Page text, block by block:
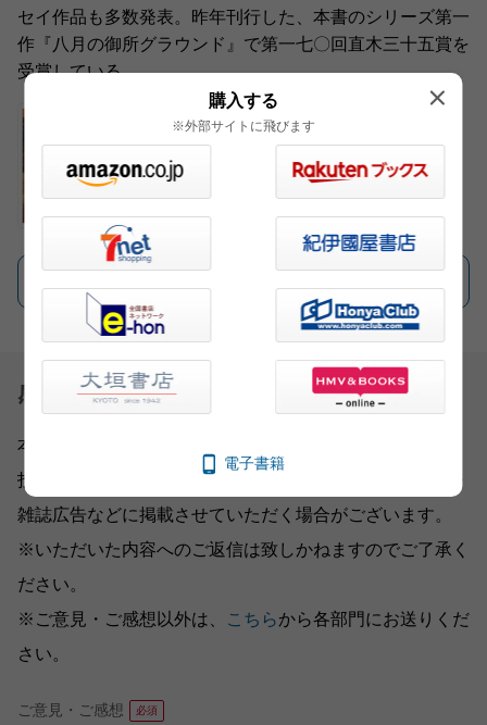
セイ作品も多数発表。昨年刊行した、本書のシリーズ第一
作『八月の御所グラウンド』で第一七〇回直木三十五賞を
受賞している。
感想を送る
本書をお読みになったご意見・ご感想をお寄せください。
投稿されたお客様の声は、弊社ウェブサイト、また新聞・
雑誌広告などに掲載させていただく場合がございます。
※いただいた内容へのご返信は致しかねますのでご了承く
ださい。
※ご意見・ご感想以外は、
こちらから各部門にお送りくだ
さい。
ご意見・ご感想
購入する
※外部サイトに飛びます
電子書籍